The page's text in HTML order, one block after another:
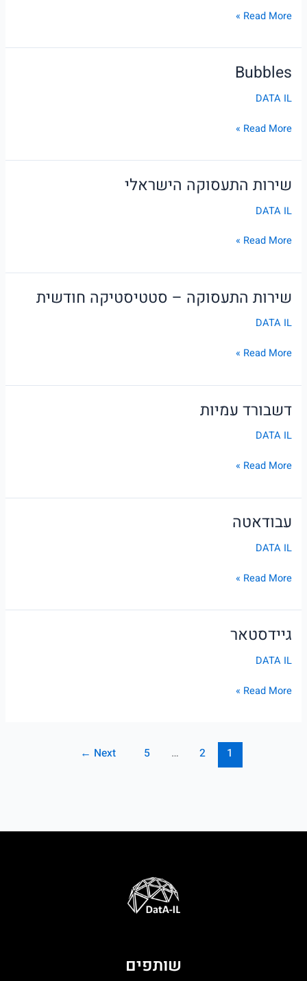
Read More »
Bubbles
DATA IL
Bubbles
Read More »
שירות התעסוקה הישראלי
DATA IL
שירות
הישראלי
Read More »
שירות התעסוקה – סטטיסטיקה חודשית
DATA IL
שירות
–
חודשית
Read More »
דשבורד עמיות
DATA IL
דשבורד
Read More »
עבודאטה
DATA IL
עבודאטה
Read More »
גיידסטאר
DATA IL
גיידסטאר
Read More »
1
2
…
5
Next
←
שותפים